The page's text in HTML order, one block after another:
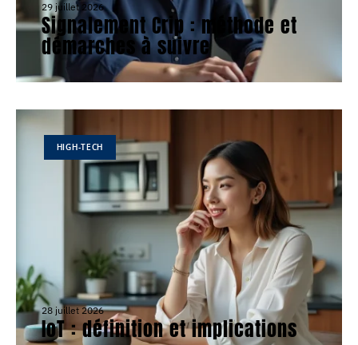
29 juillet 2026
Signalement Crip : méthode et
démarches à suivre
HIGH-TECH
28 juillet 2026
IoT : définition et implications